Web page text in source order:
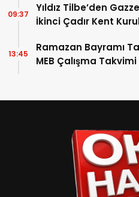
Yıldız Tilbe’den
İkinci Çadır Kent
09:37
Ramazan Bayramı
MEB Çalışma
13:45